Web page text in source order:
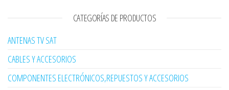
CATEGORÍAS DE PRODUCTOS
ANTENAS TV SAT
CABLES Y ACCESORIOS
COMPONENTES ELECTRÓNICOS,REPUESTOS Y ACCESORIOS